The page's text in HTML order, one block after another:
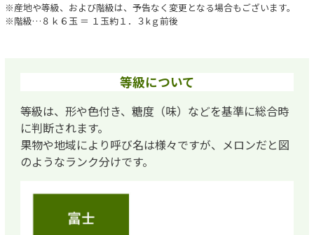
※産地や等級、および階級は、予告なく変更となる場合もございます。
※階級…８ｋ６玉 ＝ １玉約１．３kｇ前後
等級について
等級は、形や色付き、糖度（味）などを基準に総合時
に判断されます。
果物や地域により呼び名は様々ですが、メロンだと図
のようなランク分けです。